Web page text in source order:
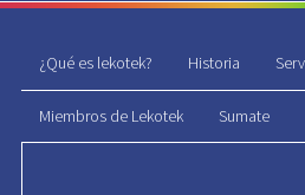
¿Qué es lekotek? Historia
Miembros de Lekotek Sumate